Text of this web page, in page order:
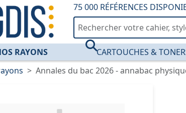
75 000 RÉFÉRENCES
RAYONS CARTOUCHES &
Annales du bac 2026 - annabac